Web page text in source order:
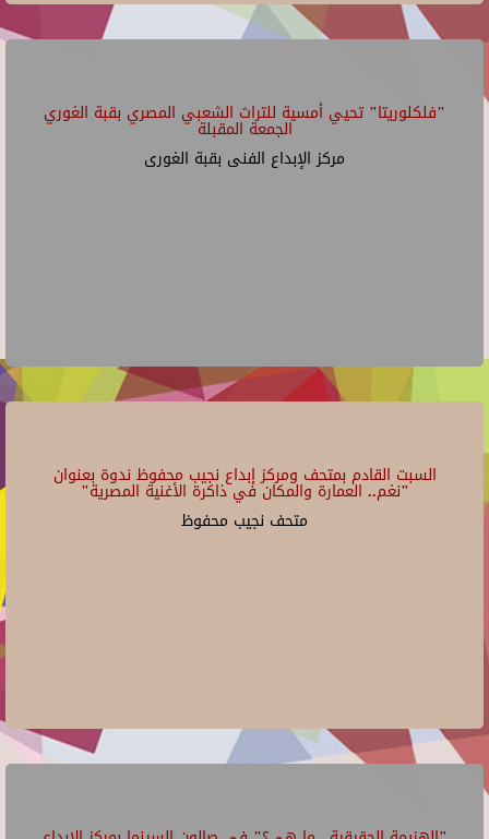
"فلكلوريتا" تحيي أمسية للتراث الشعبي المصري بقبة الغوري
الجمعة المقبلة
مركز الإبداع الفنى بقبة الغورى
السبت القادم بمتحف ومركز إبداع نجيب محفوظ ندوة بعنوان
"نغم.. العمارة والمكان في ذاكرة الأغنية المصرية"
متحف نجيب محفوظ